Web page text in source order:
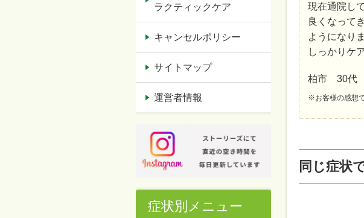
現在通院し
良くなって
ようになり
しっかりケ
柏市 30代
※お客様の感想
同じ症状
ラクティックケア
キャンセルポリシー
サイトマップ
運営者情報
症状別メニュー